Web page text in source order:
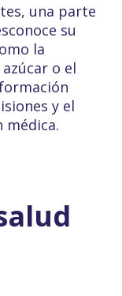
una parte
su
la
o el
y el
médica.